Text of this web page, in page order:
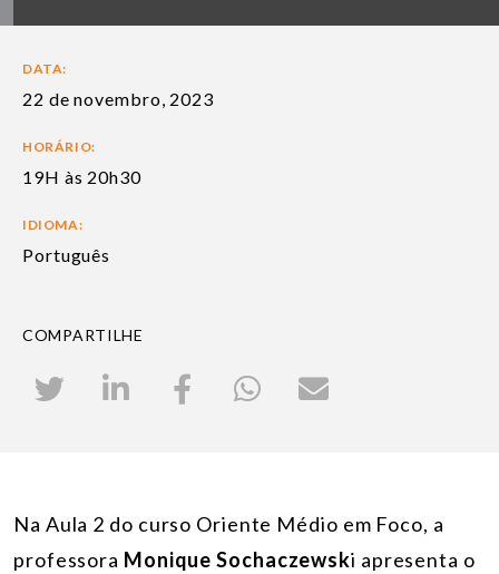
DATA:
22 de novembro, 2023
HORÁRIO:
19H às 20h30
IDIOMA:
Português
COMPARTILHE
Na Aula 2 do curso Oriente Médio em Foco, a
professora Monique Sochaczewski apresenta o